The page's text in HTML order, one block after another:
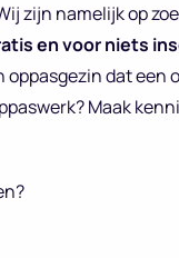
zijn namelijk op
en voor niets
oppasgezin dat een
Maak